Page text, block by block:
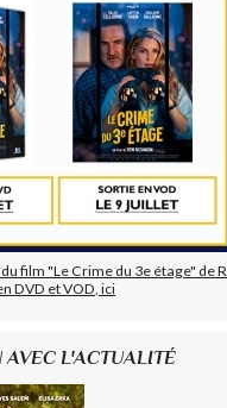
film "Le Crime du 3e étage" de
DVD et VOD, ici
L'ACTUALITÉ